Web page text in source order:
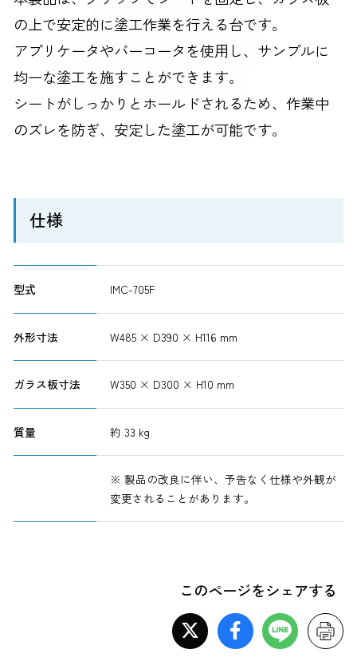
の上で安定的に塗工作業を行える台です。
アプリケータやバーコータを使用し、サンプルに
均一な塗工を施すことができます。
シートがしっかりとホールドされるため、作業中
のズレを防ぎ、安定した塗工が可能です。
仕様
型式 IMC-705F
外形寸法 W485 × D390 × H116 mm
ガラス板寸法 W350 × D300 × H10 mm
質量 約 33 kg
※ 製品の改良に伴い、予告なく仕様や外観が
変更されることがあります。
このページをシェアする